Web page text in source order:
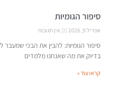
סיפור הגומיות
אפריל 9, 2026 אין תגובות
סיפור הגומיות: להבין את הבכי שמעבר
בדיוק את מה שאנחנו מלמדים
קראו עוד »